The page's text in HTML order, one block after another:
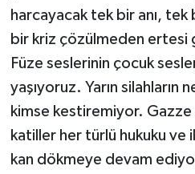
harcayacak tek bir anı,
bir kriz çözülmeden ertesi
Füze seslerinin çocuk
yaşıyoruz. Yarın silahların
kimse kestiremiyor. Gazze
katiller her türlü hukuku ve
kan dökmeye devam